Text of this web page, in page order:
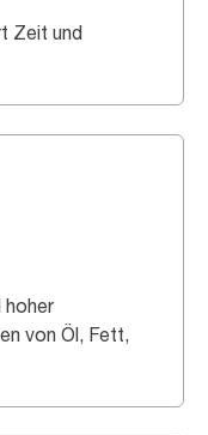
Zeit und
hoher
von Öl, Fett,